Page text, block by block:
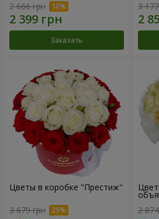
2 666 грн
Заказать
3
Цветы в коробке "Престиж"
3 679 грн
2